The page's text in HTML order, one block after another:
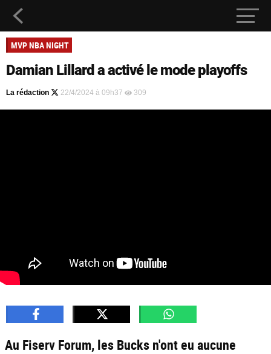
MVP NBA NIGHT
Damian Lillard a activé le mode playoffs
La rédaction 22/4/2024 à 09h37 309
Au Fiserv Forum, les Bucks n'ont eu aucune